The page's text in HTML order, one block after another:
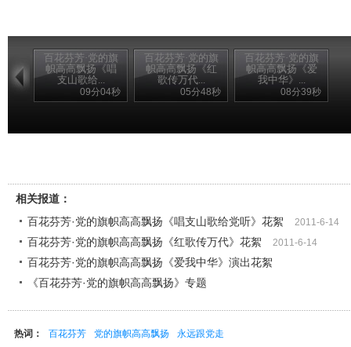
百花芬芳·党的旗
帜高高飘扬《唱
支山歌给...
09分04秒
百花芬芳·党的旗
帜高高飘扬《红
歌传万代...
05分48秒
百花芬芳·党的旗
帜高高飘扬《爱
我中华》...
08分39秒
相关报道：
百花芬芳·党的旗帜高高飘扬《唱支山歌给党听》花絮
2011-6-14
百花芬芳·党的旗帜高高飘扬《红歌传万代》花絮 2011-6-14
百花芬芳·党的旗帜高高飘扬《爱我中华》演出花絮
《百花芬芳·党的旗帜高高飘扬》专题
热词： 百花芬芳 党的旗帜高高飘扬 永远跟党走